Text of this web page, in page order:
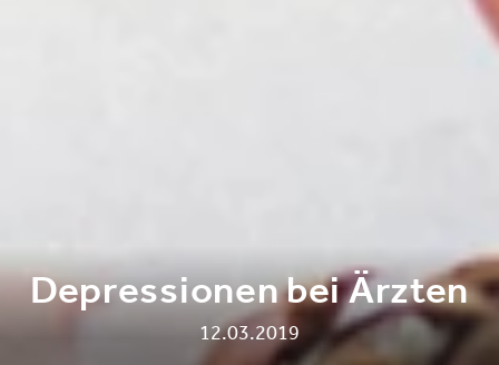
Depressionen bei Ärzten
12.03.2019